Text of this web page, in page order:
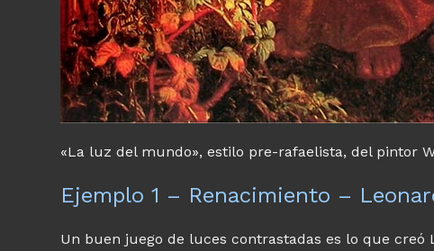
«La luz del mundo», estilo pre-rafaelista, del pintor
Ejemplo 1 – Renacimiento –
Un buen juego de luces contrastadas es lo que creó